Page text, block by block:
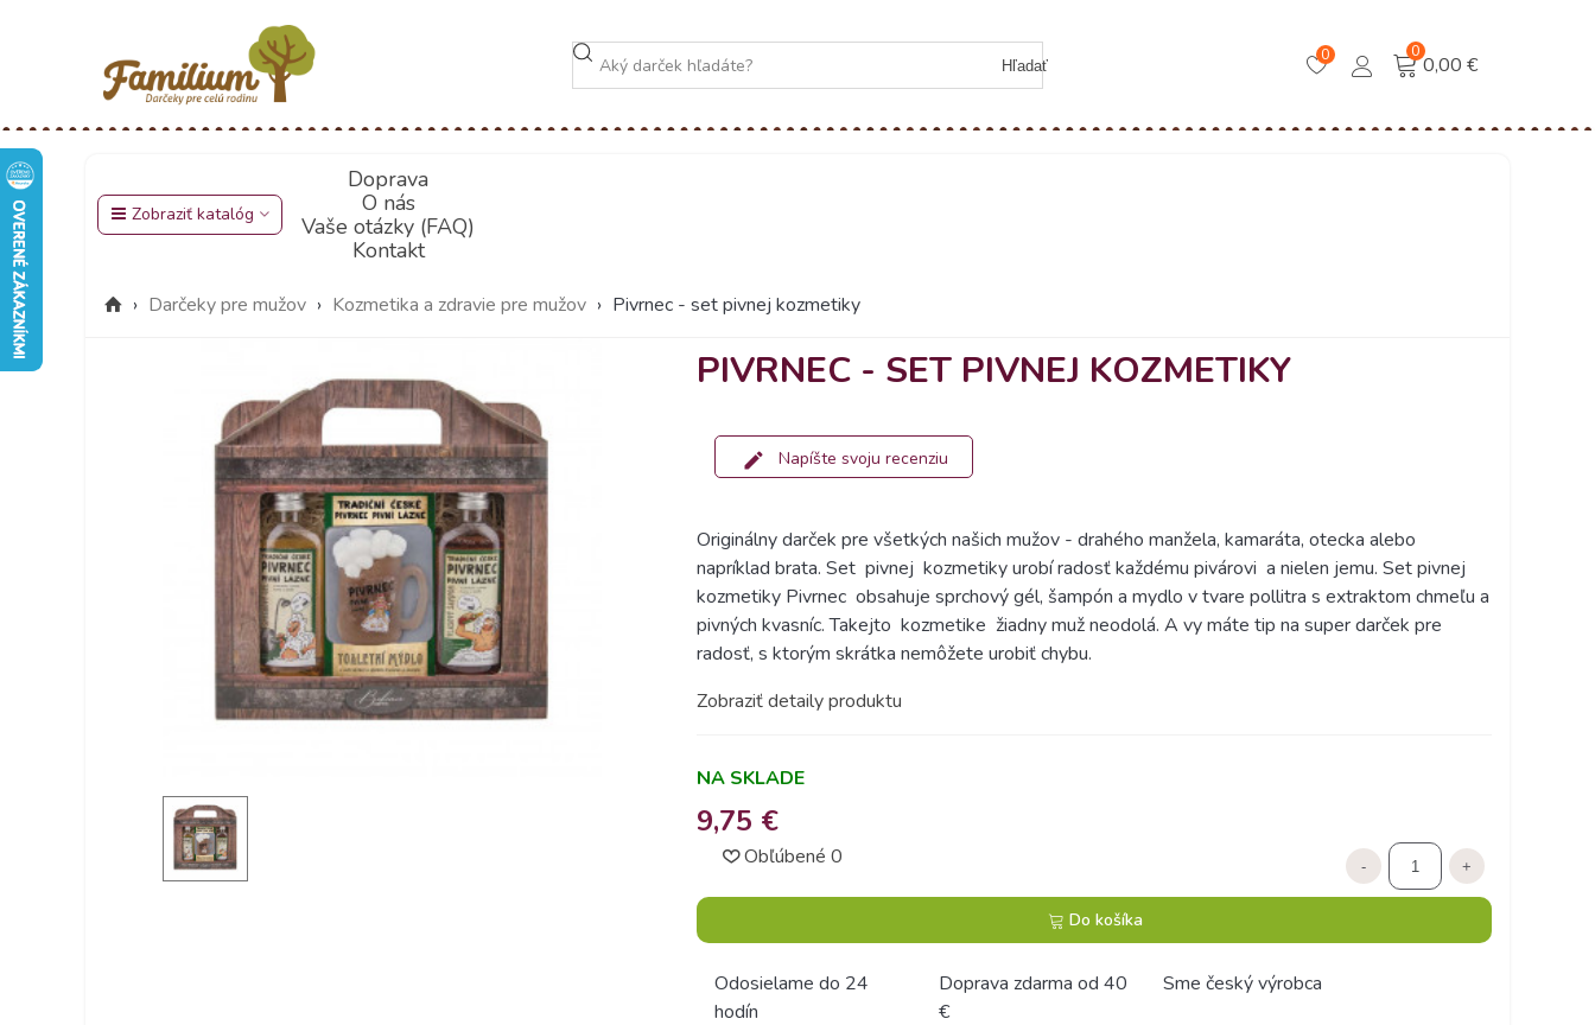
Hľadať
0 0
0,00 €
Zobraziť katalóg
Doprava
O nás
Vaše otázky (FAQ)
Kontakt
› Darčeky pre mužov › Kozmetika a zdravie pre mužov › Pivrnec - set pivnej kozmetiky
PIVRNEC - SET PIVNEJ KOZMETIKY
Napíšte svoju recenziu
Originálny darček pre všetkých našich mužov - drahého manžela, kamaráta, otecka alebo
napríklad brata. Set pivnej kozmetiky urobí radosť každému pivárovi a nielen jemu. Set pivnej
kozmetiky Pivrnec obsahuje sprchový gél, šampón a mydlo v tvare pollitra s extraktom chmeľu a
pivných kvasníc. Takejto kozmetike žiadny muž neodolá. A vy máte tip na super darček pre
radosť, s ktorým skrátka nemôžete urobiť chybu.
Zobraziť detaily produktu
NA SKLADE
9,75 €
Obľúbené 0 - +
Do košíka
Odosielame do 24
hodín
Doprava zdarma od 40
€
Sme český výrobca